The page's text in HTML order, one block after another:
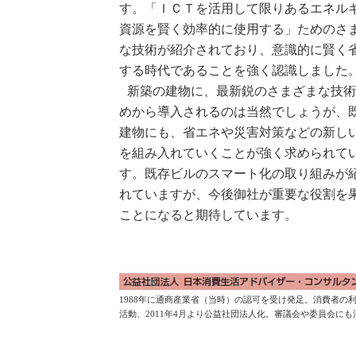
す。「ＩＣＴを活用して限りあるエネル
資源を賢く効率的に使用する」ためのさ
な技術が紹介されており、意識的に賢く
する時代であることを強く認識しました
新築の建物に、最新鋭のさまざまな技
めから導入されるのは当然でしょうが、
建物にも、省エネや災害対策などの新し
を組み入れていくことが強く求められて
す。既存ビルのスマート化の取り組みが
れていますが、今後御社が重要な役割を
ことになると期待しています。
1988年に通商産業省（当時）の認可を受け発足。消費者の
活動、2011年4月より公益社団法人化。審議会や委員会に